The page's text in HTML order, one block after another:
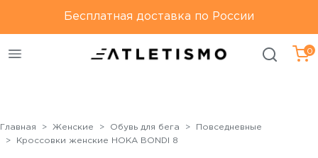
Только оригинальная
продукция
Бесплатная доставка по
России
Бесплатная доставка по России
0
Главная Женские Обувь для бега
Повседневные
Кроссовки женские HOKA BONDI 8